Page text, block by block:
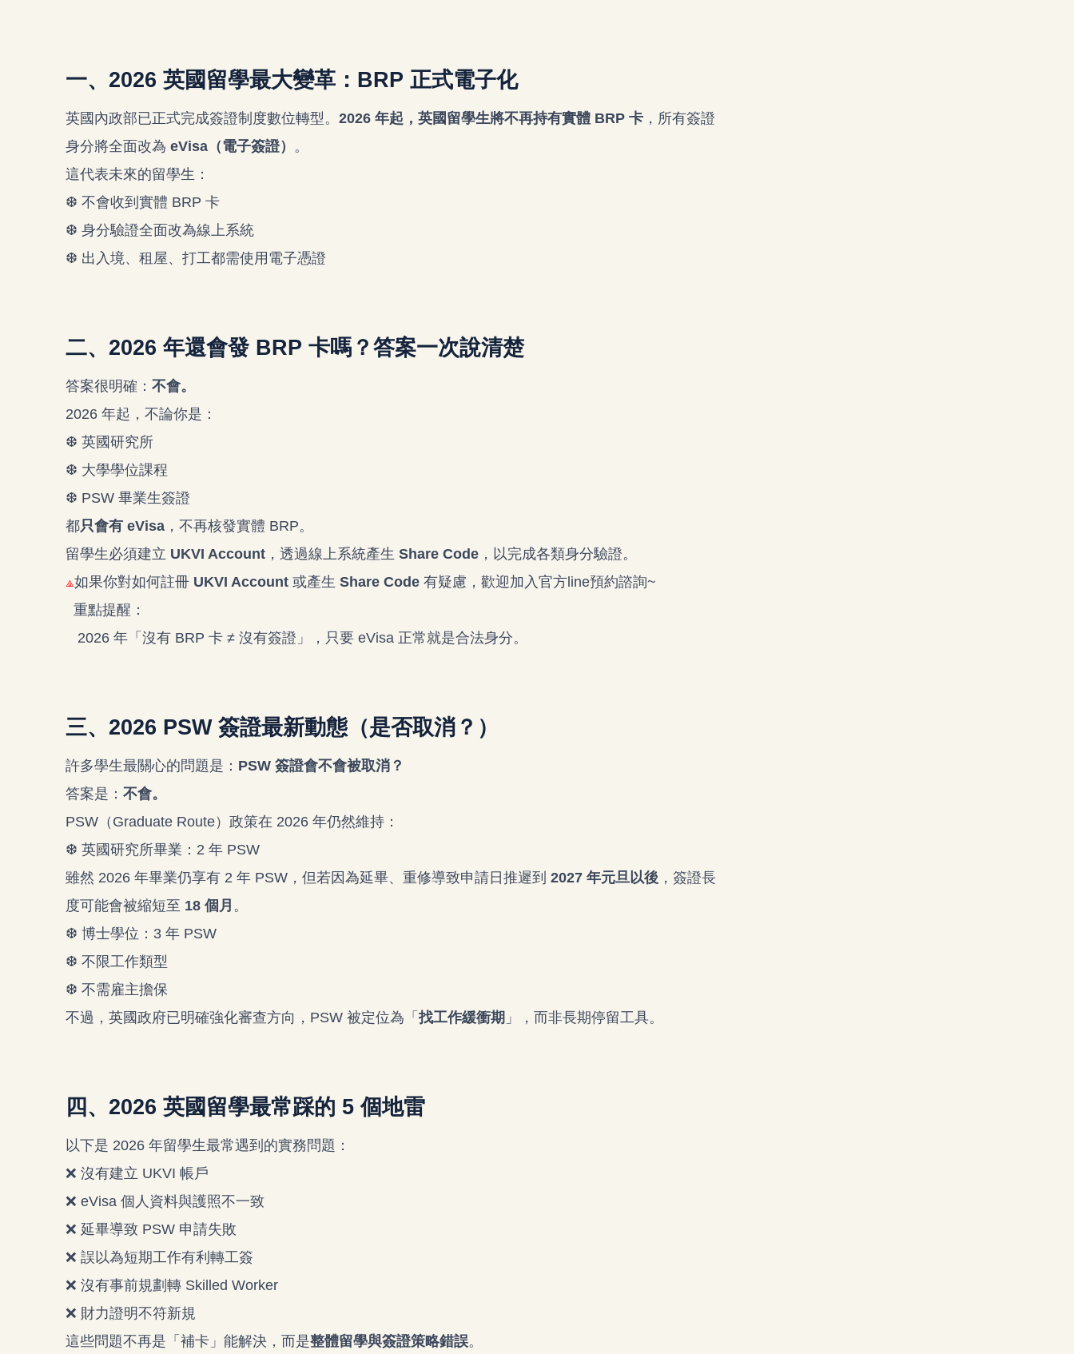
一、2026 英國留學最大變革：BRP 正式電子化
英國內政部已正式完成簽證制度數位轉型。 2026 年起，英國留學生將不再持有實體 BRP 卡 ，所有簽證
身分將全面改為 eVisa（電子簽證） 。
這代表未來的留學生：
❆ 不會收到實體 BRP 卡
❆ 身分驗證全面改為線上系統
❆ 出入境、租屋、打工都需使用電子憑證
二、2026 年還會發 BRP 卡嗎？答案一次說清楚
答案很明確： 不會。
2026 年起，不論你是：
❆ 英國研究所
❆ 大學學位課程
❆ PSW 畢業生簽證
都只會有 eVisa ，不再核發實體 BRP。
留學生必須建立 UKVI Account ，透過線上系統產生 Share Code ，以完成各類身分驗證。
⟁如果你對如何註冊 UKVI Account 或產生 Share Code 有疑慮，歡迎加入官方line預約諮詢~
重點提醒：
2026 年「沒有 BRP 卡 ≠ 沒有簽證」，只要 eVisa 正常就是合法身分。
三、2026 PSW 簽證最新動態（是否取消？）
許多學生最關心的問題是： PSW 簽證會不會被取消？
答案是： 不會。
PSW（Graduate Route）政策在 2026 年仍然維持：
❆ 英國研究所畢業：2 年 PSW
雖然 2026 年畢業仍享有 2 年 PSW，但若因為延畢、重修導致申請日推遲到 2027 年元旦以後 ，簽證長
度可能會被縮短至 18 個月 。
❆ 博士學位：3 年 PSW
❆ 不限工作類型
❆ 不需雇主擔保
不過，英國政府已明確強化審查方向，PSW 被定位為「 找工作緩衝期 」，而非長期停留工具。
四、2026 英國留學最常踩的 5 個地雷
以下是 2026 年留學生最常遇到的實務問題：
❌ 沒有建立 UKVI 帳戶
❌ eVisa 個人資料與護照不一致
❌ 延畢導致 PSW 申請失敗
❌ 誤以為短期工作有利轉工簽
❌ 沒有事前規劃轉 Skilled Worker
❌ 財力證明不符新規
這些問題不再是「補卡」能解決，而是整體留學與簽證策略錯誤。